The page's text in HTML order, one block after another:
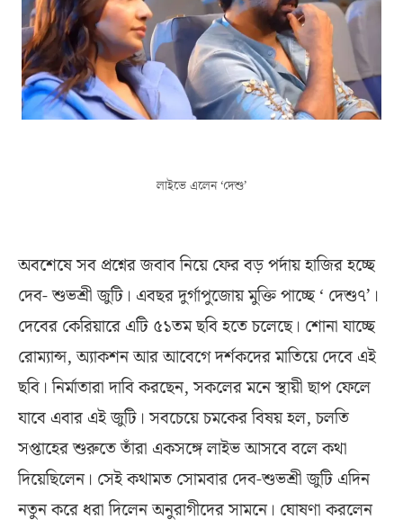
লাইভে এলেন ‘দেশু’
অবশেষে সব প্রশ্নের জবাব নিয়ে ফের বড় পর্দায় হাজির হচ্ছে
দেব- শুভশ্রী জুটি। এবছর দুর্গাপুজোয় মুক্তি পাচ্ছে ‘ দেশু৭’।
দেবের কেরিয়ারে এটি ৫১তম ছবি হতে চলেছে। শোনা যাচ্ছে
রোম্যান্স, অ্যাকশন আর আবেগে দর্শকদের মাতিয়ে দেবে এই
ছবি। নির্মাতারা দাবি করছেন, সকলের মনে স্থায়ী ছাপ ফেলে
যাবে এবার এই জুটি। সবচেয়ে চমকের বিষয় হল, চলতি
সপ্তাহের শুরুতে তাঁরা একসঙ্গে লাইভ আসবে বলে কথা
দিয়েছিলেন। সেই কথামত সোমবার দেব-শুভশ্রী জুটি এদিন
নতুন করে ধরা দিলেন অনুরাগীদের সামনে। ঘোষণা করলেন